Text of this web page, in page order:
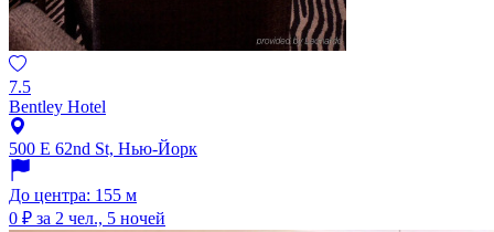
7.5
Bentley Hotel
500 E 62nd St, Нью-Йорк
До центра: 155 м
0 ₽ за 2 чел., 5 ночей